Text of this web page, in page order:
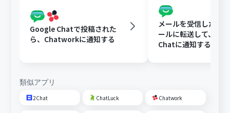
Google Chatで投稿された
ら、Chatworkに通知する
メールを受信したら
ールに転送して、
Chatに通知する
類似アプリ
2Chat ChatLuck Chatwork